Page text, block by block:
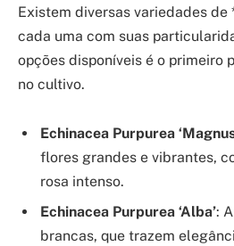
Existem diversas variedades de
cada uma com suas
opções disponíveis é o primeiro
no cultivo.
Echinacea Purpurea
flores grandes e vibrantes,
rosa intenso.
Echinacea Purpurea ‘Alba’:
brancas, que trazem